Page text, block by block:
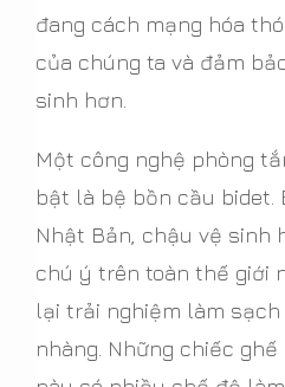
đang cách mạng hóa
của chúng ta và đảm
sinh hơn.
Một công nghệ phòng
bật là bệ bồn cầu bidet.
Nhật Bản, chậu vệ sinh
chú ý trên toàn thế giới
lại trải nghiệm làm
nhàng. Những chiếc